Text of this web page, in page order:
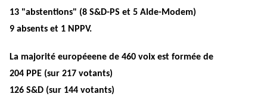
13 "abstentions" (8 S&D-PS et 5 Alde-Modem)
9 absents et 1 NPPV.
La majorité européeene de 460 voix est formée de
204 PPE (sur 217 votants)
126 S&D (sur 144 votants)